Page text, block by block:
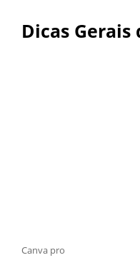
Dicas
Canva pro